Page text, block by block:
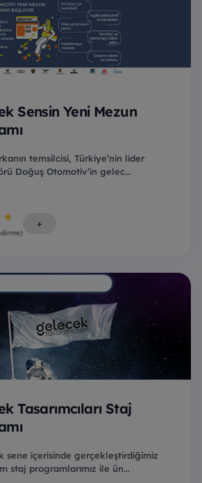
Sensin Yeni Mezun
temsilcisi, Türkiye’nin lider
Doğuş Otomotiv’in gelec...
+
Tasarımcıları Staj
sene içerisinde gerçekleştirdiğimiz
staj programlarımız ile ün...